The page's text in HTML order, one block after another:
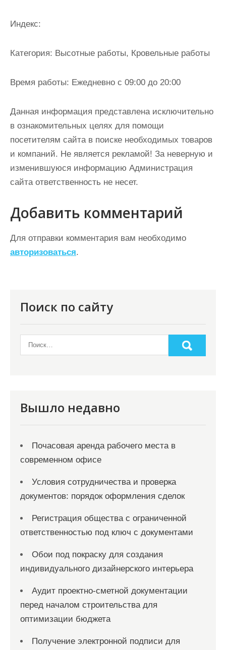
Индекс:
Категория: Высотные работы, Кровельные работы
Время работы: Ежедневно с 09:00 до 20:00
Данная информация представлена исключительно
в ознакомительных целях для помощи
посетителям сайта в поиске необходимых товаров
и компаний. Не является рекламой! За неверную и
изменившуюся информацию Администрация
сайта ответственность не несет.
Добавить комментарий
Для отправки комментария вам необходимо
авторизоваться.
Поиск по сайту
Вышло недавно
Почасовая аренда рабочего места в
современном офисе
Условия сотрудничества и проверка
документов: порядок оформления сделок
Регистрация общества с ограниченной
ответственностью под ключ с документами
Обои под покраску для создания
индивидуального дизайнерского интерьера
Аудит проектно-сметной документации
перед началом строительства для
оптимизации бюджета
Получение электронной подписи для